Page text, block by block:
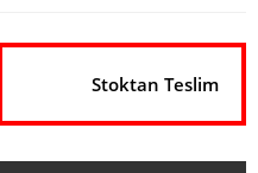
Stoktan Teslim